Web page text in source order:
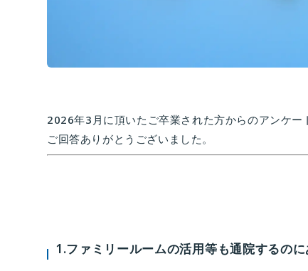
2026年3月に頂いたご卒業された方からのアンケー
ご回答ありがとうございました。
1.ファミリールームの活用等も通院するの